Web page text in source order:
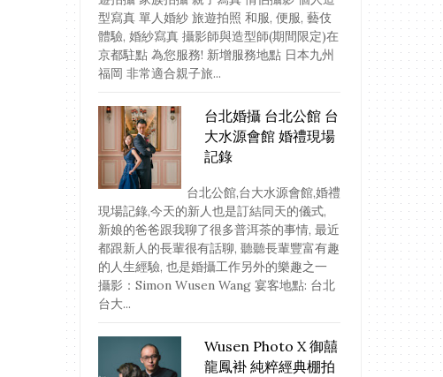
型寫真 單人婚紗 旅遊拍照 和服, 便服, 藝伎
體驗, 婚紗寫真 攝影師與造型師(期間限定)在
京都駐點 為您服務! 新增服務地點 日本九州
福岡 非常適合親子旅...
台北婚攝 台北公館 台
大水源會館 婚禮現場
記錄
台北公館,台大水源會館,婚禮
現場記錄,今天的新人也是訂結同天的儀式,
新娘的爸爸跟我聊了很多普洱茶的事情, 最近
都跟新人的長輩很有話聊, 聽聽長輩豐富有趣
的人生經驗, 也是婚攝工作另外的樂趣之一
攝影：Simon Wusen Wang 宴客地點: 台北
台大...
Wusen Photo X 御囍
龍鳳褂 純粹經典棚拍